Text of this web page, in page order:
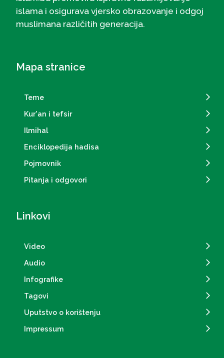
islama i osigurava vjersko obrazovanje i odgoj
muslimana različitih generacija.
Mapa stranice
Teme
Kur'an i tefsir
Ilmihal
Enciklopedija hadisa
Pojmovnik
Pitanja i odgovori
Linkovi
Video
Audio
Infografike
Tagovi
Uputstvo o korištenju
Impressum